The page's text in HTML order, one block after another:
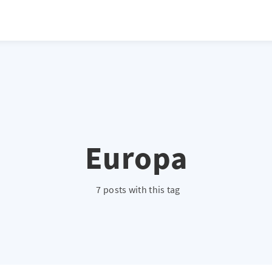
}
Europa
7 posts with this tag